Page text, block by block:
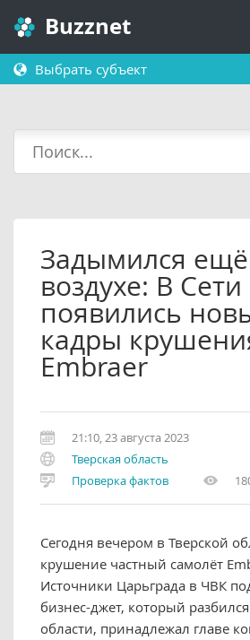
Buzznet
Выбрать субъект
Задымился
воздухе: В Сети
появились
кадры
Embraer
21:10, 23 августа 2023
Тверская область
Проверка фактов
Сегодня вечером в Тверской
крушение частный самолёт
Источники Царьграда в ЧВК
бизнес-джет, который
области, принадлежал главе